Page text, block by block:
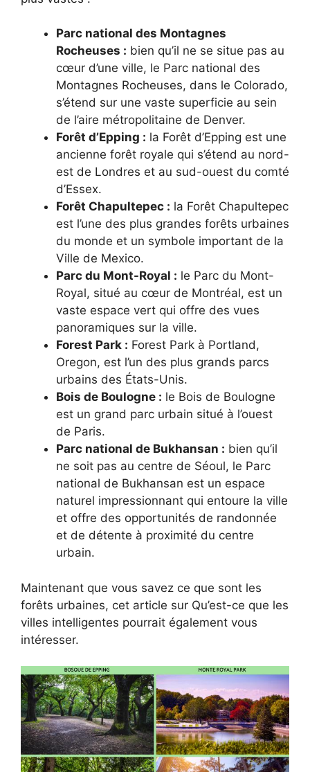
Parc national des Montagnes
Rocheuses : bien qu’il ne se situe pas au
cœur d’une ville, le Parc national des
Montagnes Rocheuses, dans le Colorado,
s’étend sur une vaste superficie au sein
de l’aire métropolitaine de Denver.
Forêt d’Epping : la Forêt d’Epping est une
ancienne forêt royale qui s’étend au nord-
est de Londres et au sud-ouest du comté
d’Essex.
Forêt Chapultepec : la Forêt Chapultepec
est l’une des plus grandes forêts urbaines
du monde et un symbole important de la
Ville de Mexico.
Parc du Mont-Royal : le Parc du Mont-
Royal, situé au cœur de Montréal, est un
vaste espace vert qui offre des vues
panoramiques sur la ville.
Forest Park : Forest Park à Portland,
Oregon, est l’un des plus grands parcs
urbains des États-Unis.
Bois de Boulogne : le Bois de Boulogne
est un grand parc urbain situé à l’ouest
de Paris.
Parc national de Bukhansan : bien qu’il
ne soit pas au centre de Séoul, le Parc
national de Bukhansan est un espace
naturel impressionnant qui entoure la ville
et offre des opportunités de randonnée
et de détente à proximité du centre
urbain.
Maintenant que vous savez ce que sont les
forêts urbaines, cet article sur Qu’est-ce que les
villes intelligentes pourrait également vous
intéresser.